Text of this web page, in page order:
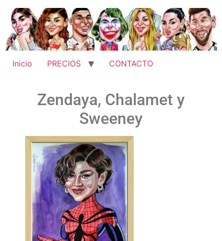
Inicio PRECIOS CONTACTO
Zendaya, Chalamet y
Sweeney